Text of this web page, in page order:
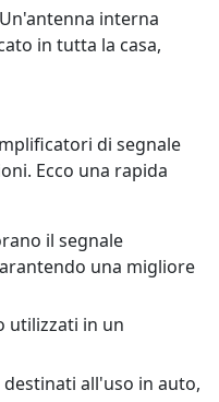
Un'antenna interna
in tutta la casa,
di segnale
Ecco una rapida
il segnale
una migliore
utilizzati in un
all'uso in auto,